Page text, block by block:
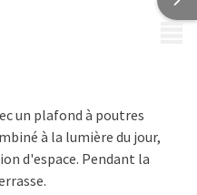
un plafond à poutres
à la lumière du jour,
d'espace. Pendant la